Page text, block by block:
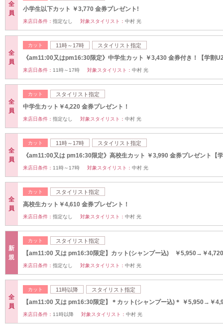
全
員
小学生以下カット ￥3,770 金券プレゼント!
来店日条件： 指定なし 対象スタイリスト： 中村 光
全
員
カット 11時～17時 スタイリスト指定
《am11:00又はpm16:30限定》中学生カット ￥3,430 金券付き！【学割
来店日条件： 11時～17時 対象スタイリスト： 中村 光
全
員
カット スタイリスト指定
中学生カット￥4,220 金券プレゼント！
来店日条件： 指定なし 対象スタイリスト： 中村 光
全
員
カット 11時～17時 スタイリスト指定
《am11:00又は pm16:30限定》高校生カット ￥3,990 金券プレゼント【
来店日条件： 11時～17時 対象スタイリスト： 中村 光
全
員
カット スタイリスト指定
高校生カット￥4,610 金券プレゼント！
来店日条件： 指定なし 対象スタイリスト： 中村 光
新
規
カット スタイリスト指定
【am11:00 又は pm16:30限定】カット(シャンプー込) ￥5,950→￥4,720
来店日条件： 指定なし 対象スタイリスト： 中村 光
全
員
カット 11時以降 スタイリスト指定
【am11:00 又は pm16:30限定】＊カット(シャンプー込)＊ ￥5,950→￥
来店日条件： 11時以降 対象スタイリスト： 中村 光